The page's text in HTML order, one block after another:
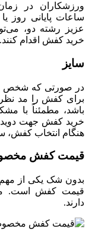
ورزشکاران در
ساعات پایانی روز
عزیز رشته دو،
خرید کفش اقدام کنند.
سایز
در صورتی که شخص
برای کفش را مد نظر
باشد، مطمئناً با
خرید کفش جهت
هنگام انتخاب کفش،
قیمت کفش
بدون شک یکی از
قیمت کفش است.
دارند.